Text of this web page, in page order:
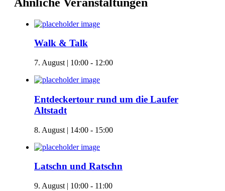
Walk & Talk
7. August | 10:00 - 12:00
Entdeckertour rund um die Laufer
Altstadt
8. August | 14:00 - 15:00
Latschn und Ratschn
9. August | 10:00 - 11:00